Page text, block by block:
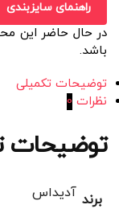
راهنمای سایزبندی
در حال حاضر این
باشد.
توضیحات تکمیلی
نظرات 0
توضیحات
برند آدیداس